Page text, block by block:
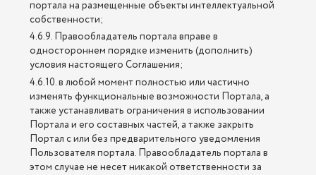
портала на размещенные объекты интеллектуальной
собственности;
4.6.9. Правообладатель портала вправе в
одностороннем порядке изменить (дополнить)
условия настоящего Соглашения;
4.6.10. в любой момент полностью или частично
изменять функциональные возможности Портала, а
также устанавливать ограничения в использовании
Портала и его составных частей, а также закрыть
Портал с или без предварительного уведомления
Пользователя портала. Правообладатель портала в
этом случае не несет никакой ответственности за